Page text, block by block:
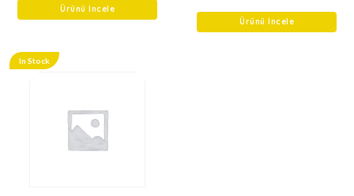
of
Ürünü İncele
of
Ürünü İncele
In Stock